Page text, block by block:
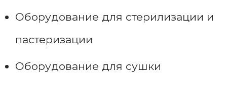
Оборудование для стерилизации и
пастеризации
Оборудование для сушки